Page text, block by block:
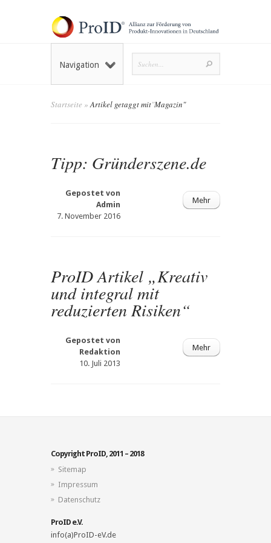
Navigation
Startseite »Artikel getaggt mit"Magazin"
Tipp: Gründerszene.de
Gepostet von
Admin
7. November 2016
Mehr
ProID Artikel „Kreativ
und integral mit
reduzierten Risiken“
Gepostet von
Redaktion
10. Juli 2013
Mehr
Copyright ProID, 2011 – 2018
Sitemap
Impressum
Datenschutz
ProID e.V.
info(a)ProID-eV.de